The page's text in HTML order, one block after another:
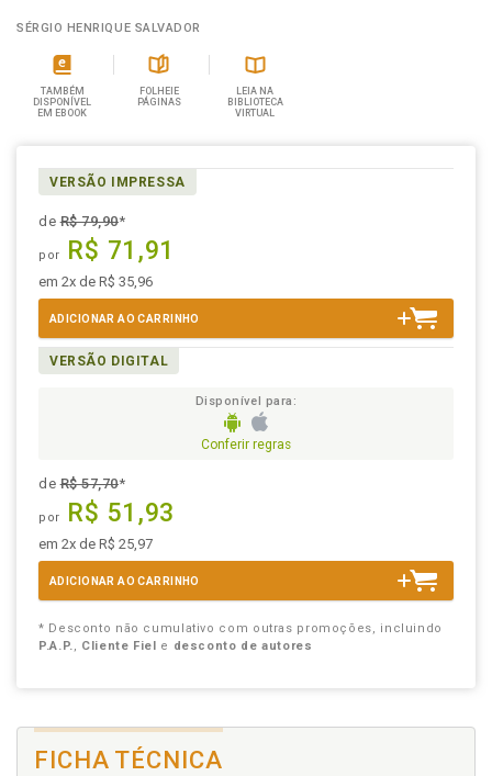
SÉRGIO HENRIQUE SALVADOR
TAMBÉM
DISPONÍVEL
EM EBOOK
FOLHEIE
PÁGINAS
LEIA NA
BIBLIOTECA
VIRTUAL
VERSÃO IMPRESSA
deR$ 79,90*
por R$ 71,91
em 2x de R$ 35,96
ADICIONAR AO CARRINHO
VERSÃO DIGITAL
Disponível para:
Conferir regras
deR$ 57,70*
por R$ 51,93
em 2x de R$ 25,97
ADICIONAR AO CARRINHO
* Desconto não cumulativo com outras promoções, incluindo
P.A.P., Cliente Fiel e desconto de autores
FICHA TÉCNICA